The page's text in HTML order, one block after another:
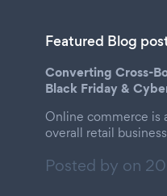
Featured Blog
Converting Cross-
Black Friday &
Online commerce is
overall retail
Posted by on